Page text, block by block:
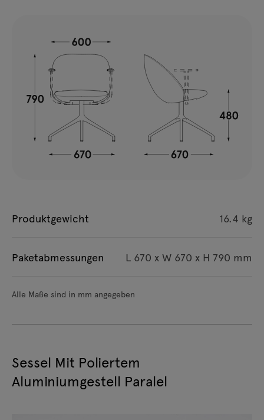
Produktgewicht 16.4 kg
Paketabmessungen L 670 x W 670 x H 790 mm
Alle Maße sind in mm angegeben
Sessel Mit Poliertem
Aluminiumgestell Paralel